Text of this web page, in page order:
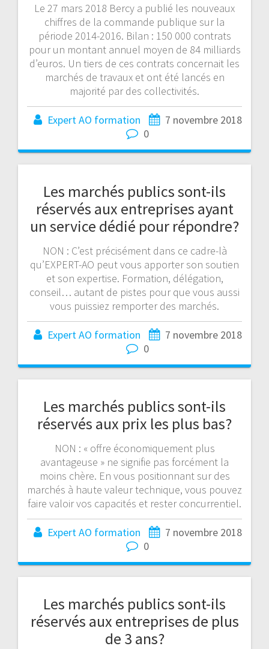
Le 27 mars 2018 Bercy a publié les nouveaux
chiffres de la commande publique sur la
période 2014-2016. Bilan : 150 000 contrats
pour un montant annuel moyen de 84 milliards
d’euros. Un tiers de ces contrats concernait les
marchés de travaux et ont été lancés en
majorité par des collectivités.
Expert AO formation
7 novembre 2018
0
Les marchés publics sont-ils
réservés aux entreprises ayant
un service dédié pour répondre?
NON : C’est précisément dans ce cadre-là
qu’EXPERT-AO peut vous apporter son soutien
et son expertise. Formation, délégation,
conseil… autant de pistes pour que vous aussi
vous puissiez remporter des marchés.
Expert AO formation
7 novembre 2018
0
Les marchés publics sont-ils
réservés aux prix les plus bas?
NON : « offre économiquement plus
avantageuse » ne signifie pas forcément la
moins chère. En vous positionnant sur des
marchés à haute valeur technique, vous pouvez
faire valoir vos capacités et rester concurrentiel.
Expert AO formation
7 novembre 2018
0
Les marchés publics sont-ils
réservés aux entreprises de plus
de 3 ans?